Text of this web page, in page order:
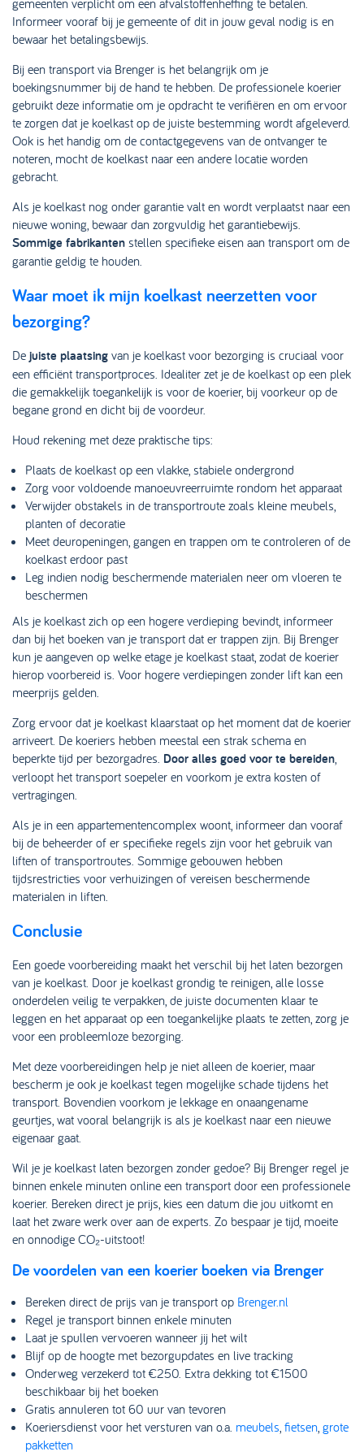
gemeenten verplicht om een afvalstoffenheffing te betalen.
Informeer vooraf bij je gemeente of dit in jouw geval nodig is en
bewaar het betalingsbewijs.
Bij een transport via Brenger is het belangrijk om je
boekingsnummer bij de hand te hebben. De professionele koerier
gebruikt deze informatie om je opdracht te verifiëren en om ervoor
te zorgen dat je koelkast op de juiste bestemming wordt afgeleverd.
Ook is het handig om de contactgegevens van de ontvanger te
noteren, mocht de koelkast naar een andere locatie worden
gebracht.
Als je koelkast nog onder garantie valt en wordt verplaatst naar een
nieuwe woning, bewaar dan zorgvuldig het garantiebewijs.
Sommige fabrikanten stellen specifieke eisen aan transport om de
garantie geldig te houden.
Waar moet ik mijn koelkast neerzetten voor
bezorging?
De juiste plaatsing van je koelkast voor bezorging is cruciaal voor
een efficiënt transportproces. Idealiter zet je de koelkast op een plek
die gemakkelijk toegankelijk is voor de koerier, bij voorkeur op de
begane grond en dicht bij de voordeur.
Houd rekening met deze praktische tips:
Plaats de koelkast op een vlakke, stabiele ondergrond
Zorg voor voldoende manoeuvreerruimte rondom het apparaat
Verwijder obstakels in de transportroute zoals kleine meubels,
planten of decoratie
Meet deuropeningen, gangen en trappen om te controleren of de
koelkast erdoor past
Leg indien nodig beschermende materialen neer om vloeren te
beschermen
Als je koelkast zich op een hogere verdieping bevindt, informeer
dan bij het boeken van je transport dat er trappen zijn. Bij Brenger
kun je aangeven op welke etage je koelkast staat, zodat de koerier
hierop voorbereid is. Voor hogere verdiepingen zonder lift kan een
meerprijs gelden.
Zorg ervoor dat je koelkast klaarstaat op het moment dat de koerier
arriveert. De koeriers hebben meestal een strak schema en
beperkte tijd per bezorgadres. Door alles goed voor te bereiden,
verloopt het transport soepeler en voorkom je extra kosten of
vertragingen.
Als je in een appartementencomplex woont, informeer dan vooraf
bij de beheerder of er specifieke regels zijn voor het gebruik van
liften of transportroutes. Sommige gebouwen hebben
tijdsrestricties voor verhuizingen of vereisen beschermende
materialen in liften.
Conclusie
Een goede voorbereiding maakt het verschil bij het laten bezorgen
van je koelkast. Door je koelkast grondig te reinigen, alle losse
onderdelen veilig te verpakken, de juiste documenten klaar te
leggen en het apparaat op een toegankelijke plaats te zetten, zorg je
voor een probleemloze bezorging.
Met deze voorbereidingen help je niet alleen de koerier, maar
bescherm je ook je koelkast tegen mogelijke schade tijdens het
transport. Bovendien voorkom je lekkage en onaangename
geurtjes, wat vooral belangrijk is als je koelkast naar een nieuwe
eigenaar gaat.
Wil je je koelkast laten bezorgen zonder gedoe? Bij Brenger regel je
binnen enkele minuten online een transport door een professionele
koerier. Bereken direct je prijs, kies een datum die jou uitkomt en
laat het zware werk over aan de experts. Zo bespaar je tijd, moeite
en onnodige CO₂-uitstoot!
De voordelen van een koerier boeken via Brenger
Bereken direct de prijs van je transport op Brenger.nl
Regel je transport binnen enkele minuten
Laat je spullen vervoeren wanneer jij het wilt
Blijf op de hoogte met bezorgupdates en live tracking
Onderweg verzekerd tot €250. Extra dekking tot €1500
beschikbaar bij het boeken
Gratis annuleren tot 60 uur van tevoren
Koeriersdienst voor het versturen van o.a. meubels, fietsen, grote
pakketten